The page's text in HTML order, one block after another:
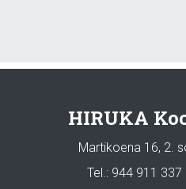
HIRUKA
Martikoena 16, 2.
Tel.: 944 911 337